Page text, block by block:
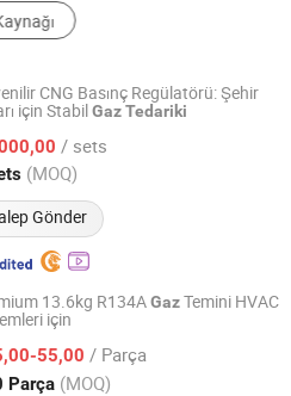
CNG Basınç Regülatörü: Şehir
için StabilGazTedariki
/ sets
(MOQ)
Gönder
Co., Ltd.
2025
13.6kg R134AGazTemini HVAC
için
55,00 / Parça
Parça (MOQ)
Ltd.
Fiyat 2019